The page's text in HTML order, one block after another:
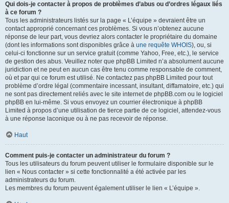
Qui dois-je contacter à propos de problèmes d’abus ou d’ordres légaux liés
à ce forum ?
Tous les administrateurs listés sur la page « L’équipe » devraient être un
contact approprié concernant ces problèmes. Si vous n’obtenez aucune
réponse de leur part, vous devriez alors contacter le propriétaire du domaine
(dont les informations sont disponibles grâce à une requête WHOIS), ou, si
celui-ci fonctionne sur un service gratuit (comme Yahoo, Free, etc.), le service
de gestion des abus. Veuillez noter que phpBB Limited n’a absolument aucune
juridiction et ne peut en aucun cas être tenu comme responsable de comment,
où et par qui ce forum est utilisé. Ne contactez pas phpBB Limited pour tout
problème d’ordre légal (commentaire incessant, insultant, diffamatoire, etc.) qui
ne sont pas directement reliés avec le site internet de phpBB.com ou le logiciel
phpBB en lui-même. Si vous envoyez un courrier électronique à phpBB
Limited à propos d’une utilisation de tierce partie de ce logiciel, attendez-vous
à une réponse laconique ou à ne pas recevoir de réponse.
Haut
Comment puis-je contacter un administrateur du forum ?
Tous les utilisateurs du forum peuvent utiliser le formulaire disponible sur le
lien « Nous contacter » si cette fonctionnalité a été activée par les
administrateurs du forum.
Les membres du forum peuvent également utiliser le lien « L’équipe ».